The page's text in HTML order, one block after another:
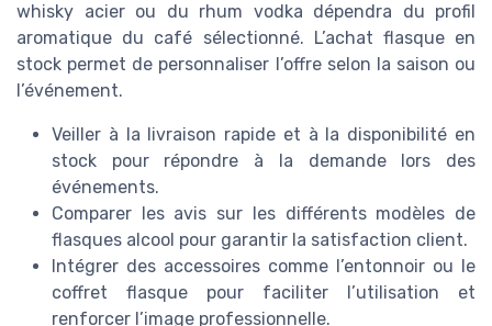
whisky acier ou du rhum vodka dépendra du profil
aromatique du café sélectionné. L’achat flasque en
stock permet de personnaliser l’offre selon la saison ou
l’événement.
Veiller à la livraison rapide et à la disponibilité en
stock pour répondre à la demande lors des
événements.
Comparer les avis sur les différents modèles de
flasques alcool pour garantir la satisfaction client.
Intégrer des accessoires comme l’entonnoir ou le
coffret flasque pour faciliter l’utilisation et
renforcer l’image professionnelle.